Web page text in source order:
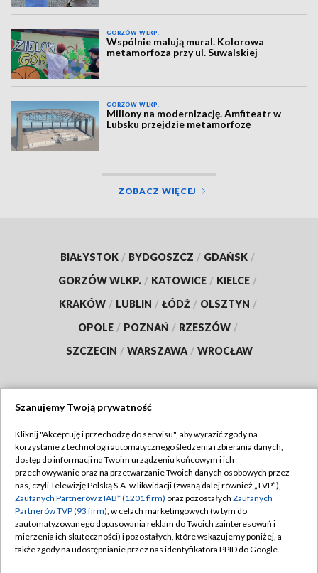
GORZÓW WLKP.
Wspólnie malują mural. Kolorowa
metamorfoza przy ul. Suwalskiej
GORZÓW WLKP.
Miliony na modernizację. Amfiteatr w
Lubsku przejdzie metamorfozę
ZOBACZ WIĘCEJ
BIAŁYSTOK / BYDGOSZCZ / GDAŃSK /
GORZÓW WLKP. / KATOWICE / KIELCE /
KRAKÓW / LUBLIN / ŁÓDŹ / OLSZTYN /
OPOLE / POZNAŃ / RZESZÓW /
SZCZECIN / WARSZAWA / WROCŁAW
TVP
Abonament TVP
Emisja w TVP
Centrum informacji TVP
Naziemna Telewizja Cyfrowa
Regulamin TVP
Polityka prywatności
Moje zgody
Pomoc
Szanujemy Twoją prywatność
Kliknij "Akceptuję i przechodzę do serwisu", aby wyrazić zgody na
korzystanie z technologii automatycznego śledzenia i zbierania danych,
dostęp do informacji na Twoim urządzeniu końcowym i ich
przechowywanie oraz na przetwarzanie Twoich danych osobowych przez
nas, czyli Telewizję Polską S.A. w likwidacji (zwaną dalej również „TVP”),
Zaufanych Partnerów z IAB* (1201 firm) oraz pozostałych Zaufanych
Partnerów TVP (93 firm), w celach marketingowych (w tym do
zautomatyzowanego dopasowania reklam do Twoich zainteresowań i
mierzenia ich skuteczności) i pozostałych, które wskazujemy poniżej, a
także zgody na udostępnianie przez nas identyfikatora PPID do Google.